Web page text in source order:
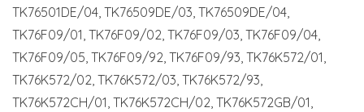
TK76501DE/04, TK76509DE/03, TK76509DE/04,
TK76F09/01, TK76F09/02, TK76F09/03, TK76F09/04,
TK76F09/05, TK76F09/92, TK76F09/93, TK76K572/01,
TK76K572/02, TK76K572/03, TK76K572/93,
TK76K572CH/01, TK76K572CH/02, TK76K572GB/01,